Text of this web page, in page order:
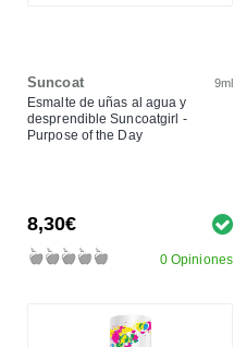
Suncoat 9ml
Esmalte de uñas al agua y
desprendible Suncoatgirl -
Purpose of the Day
8,30€
0 Opiniones